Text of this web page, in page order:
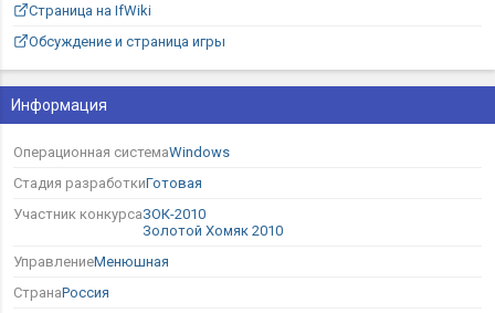
Страница на IfWiki
Обсуждение и страница игры
Информация
Операционная системаWindows
Стадия разработкиГотовая
Участник конкурсаЗОК-2010
Золотой Хомяк 2010
УправлениеМенюшная
СтранаРоссия